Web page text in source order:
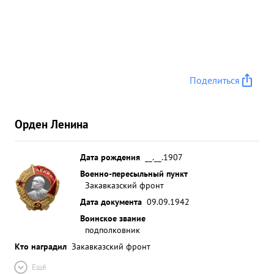
сбито в воздушных боях Танков автобусов 924
складов о боеприпасамижелезнодорожных 7
,дистерн с горючим разрушено -26 лошадей
дзотов-28 -31 повозокпереправ- 110, 2, солдат и
офицеров -10049. За период с 15 по 28 октября
1941 года когда противник сосредои точил
мотомехчасти на западном с целью берегу
форсировать Р.МИУС на участке реку и перейти
ПОКРОВСКОЕ-БИКОЛАЕВКА вн наступление
полку свою пехоту мехчасти была поставлена
Поделиться
Орден Ленина
Дата рождения
__.__.1907
Военно-пересыльный пункт
Закавказский фронт
Дата документа 09.09.1942
Воинское звание
подполковник
Кто наградил Закавказский фронт
Ещё